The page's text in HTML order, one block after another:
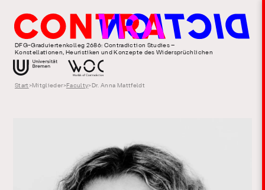
DFG-Graduiertenkolleg 2686: Contradiction Studies –
Konstellationen, Heuristiken und Konzepte des Widersprüchlichen
Start > Mitglieder> Faculty> Dr. Anna Mattfeldt